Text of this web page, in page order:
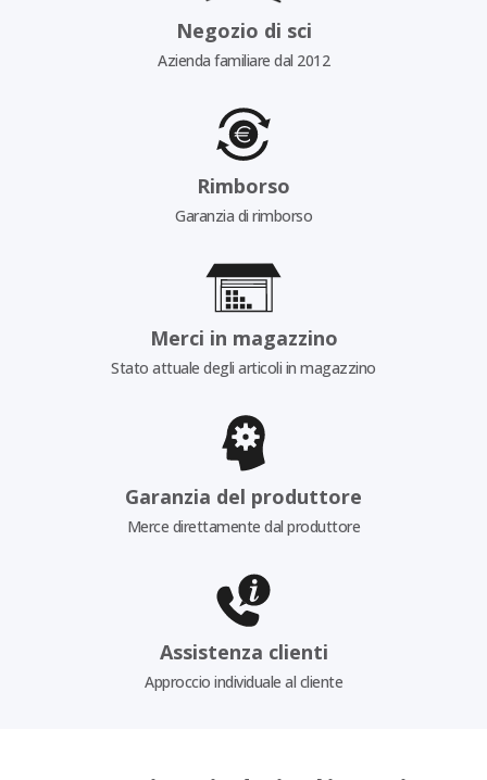
Negozio di sci
Azienda familiare dal 2012
Rimborso
Garanzia di rimborso
Merci in magazzino
Stato attuale degli articoli in magazzino
Garanzia del produttore
Merce direttamente dal produttore
Assistenza clienti
Approccio individuale al cliente